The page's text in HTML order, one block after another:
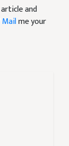
and
Mailme your